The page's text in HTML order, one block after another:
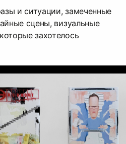
и ситуации, замеченные
сцены, визуальные
захотелось